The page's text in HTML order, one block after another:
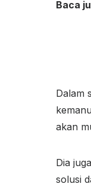
Baca
Dalam
akan
Dia
solusi